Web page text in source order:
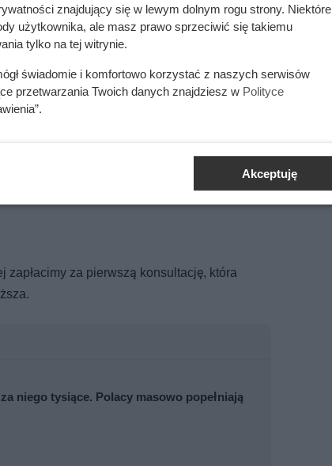
cena wizyty u psychologa z tytułem
okazują się jeszcze wyższe.
za pierwszą konsultację, która
niego tysiące. Polacy masowo popełniają
znajdujący się w lewym dolnym rogu strony. Niektóre
użytkownika, ale masz prawo sprzeciwić się takiemu
tylko na tej witrynie.
świadomie i komfortowo korzystać z naszych serwisów
przetwarzania Twoich danych znajdziesz w Polityce
Akceptuję